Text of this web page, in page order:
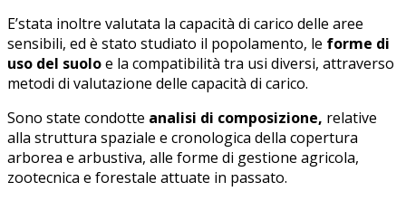
E’stata inoltre valutata la capacità di carico delle aree
sensibili, ed è stato studiato il popolamento, le forme di
uso del suoloe la compatibilità tra usi diversi, attraverso
metodi di valutazione delle capacità di carico.
Sono state condotte analisi di composizione, relative
alla struttura spaziale e cronologica della copertura
arborea e arbustiva, alle forme di gestione agricola,
zootecnica e forestale attuate in passato.